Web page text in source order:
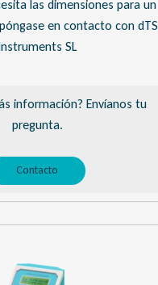
las dimensiones para un
en contacto con dTS
SL
información? Envíanos tu
pregunta.
Contacto